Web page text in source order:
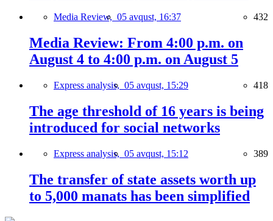
Media Review, 05 avqust, 16:37 432
Media Review: From 4:00 p.m. on
August 4 to 4:00 p.m. on August 5
Express analysis, 05 avqust, 15:29 418
The age threshold of 16 years is being
introduced for social networks
Express analysis, 05 avqust, 15:12 389
The transfer of state assets worth up
to 5,000 manats has been simplified